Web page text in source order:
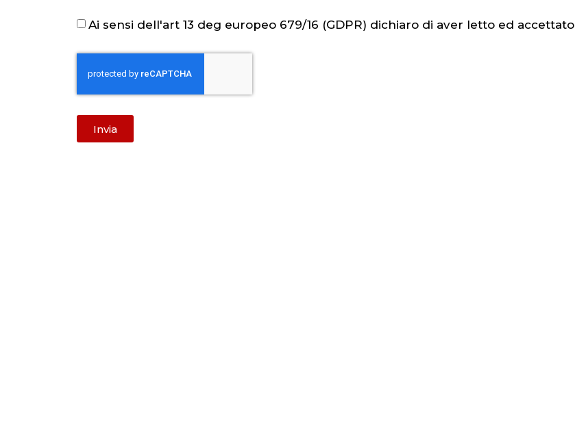
Ai sensi dell'art 13 deg europeo 679/16 (GDPR) dichiaro di aver letto ed accettato
Invia